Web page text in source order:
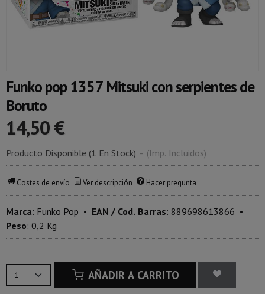
Funko pop 1357 Mitsuki con serpientes de
Boruto
14,50 €
Producto Disponible (1 En Stock) - (Imp. Incluidos)
Costes de envío Ver descripción Hacer pregunta
Marca: Funko Pop • EAN / Cod. Barras: 889698613866 •
Peso: 0,2 Kg
AÑADIR A CARRITO